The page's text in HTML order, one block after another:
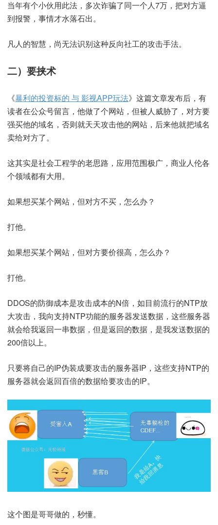
当年有个小伙用此法，多次诈骗了同一个人7万，把对方逼
到报警，事情才水落石出。
凡人的智慧，尚无法识别这种反向社工的攻击手法。
二）要挟术
《暴利的投资标的 与 影视APP玩法》这篇文章发布后，有
读者在公众号留言，他做了个网站，但被人威胁了，对方要
强买他的域名，否则就天天攻击他的网站，后来他就把域名
卖给对方了。
这其实是社会工程学的老思路，应用范围极广，商业人伦各
个领域都有大用。
如果想买某个网站，但对方不买，怎么办？
打他。
如果想买某个网站，但对方要价很高，怎么办？
打他。
DDOS的防御成本是攻击成本的N倍，如目前流行的NTP放
大攻击，我向支持NTP功能的服务器发送数据，这些服务器
就会给我返回一串数据，但是返回的数据，是我发送数据的
200倍以上。
只要将自己的IP伪装成要攻击的服务器IP，这些支持NTP的
服务器就会返回百倍的数据给要攻击的IP。
这个图是哥哥做的，秒懂。